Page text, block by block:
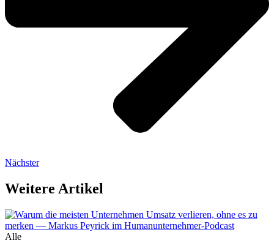
Nächster
Weitere Artikel
Alle